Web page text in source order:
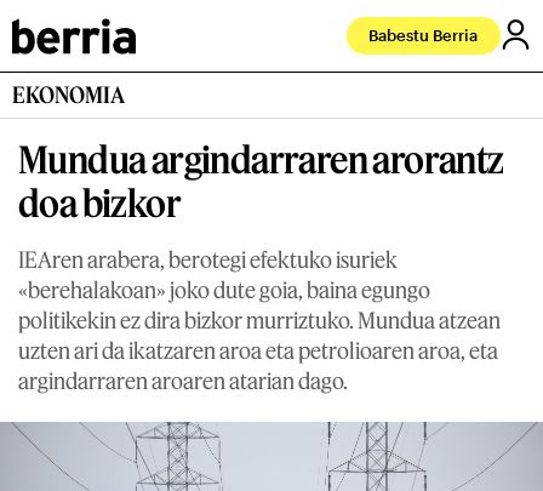
Babestu Berria
EKONOMIA
Mundua argindarraren arorantz
doa bizkor
IEAren arabera, berotegi efektuko isuriek
«berehalakoan» joko dute goia, baina egungo
politikekin ez dira bizkor murriztuko. Mundua atzean
uzten ari da ikatzaren aroa eta petrolioaren aroa, eta
argindarraren aroaren atarian dago.